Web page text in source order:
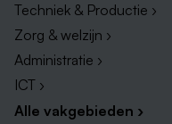
Boomkwekerij Henri
Bouten Kozijn en
Techniek & Productie ›
Zorg & welzijn ›
Administratie ›
ICT ›
Alle vakgebieden ›